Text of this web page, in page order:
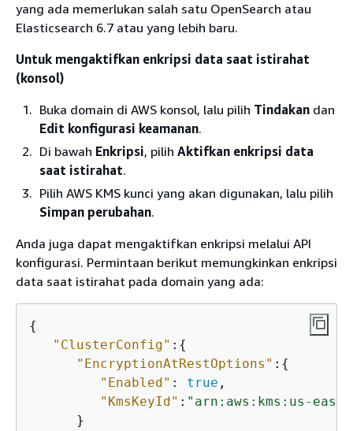
yang ada memerlukan salah satu OpenSearch atau
Elasticsearch 6.7 atau yang lebih baru.
Untuk mengaktifkan enkripsi data saat istirahat
(konsol)
Buka domain di AWS konsol, lalu pilih Tindakan dan
Edit konfigurasi keamanan.
Di bawah Enkripsi, pilih Aktifkan enkripsi data
saat istirahat.
Pilih AWS KMS kunci yang akan digunakan, lalu pilih
Simpan perubahan.
Anda juga dapat mengaktifkan enkripsi melalui API
konfigurasi. Permintaan berikut memungkinkan enkripsi
data saat istirahat pada domain yang ada:
{
"ClusterConfig" : {
"EncryptionAtRestOptions" : {
"Enabled" : true ,
"KmsKeyId" : "arn:aws:kms:us-
      }